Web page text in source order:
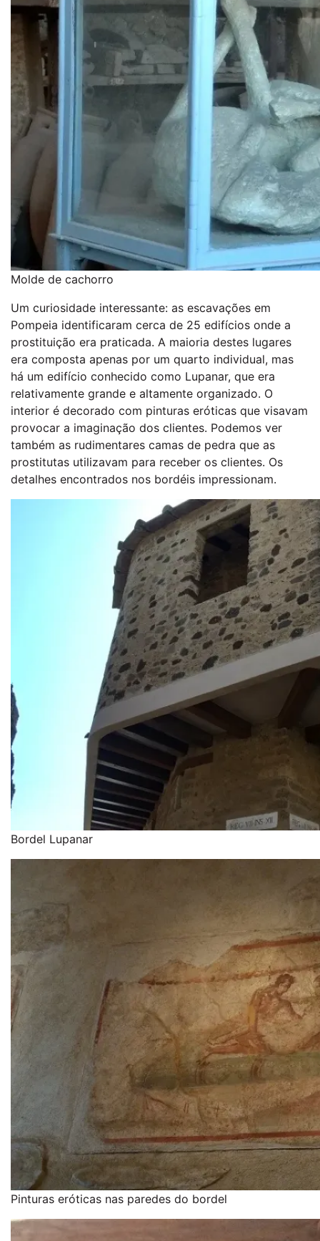
Molde de cachorro
Um curiosidade interessante: as escavações em
Pompeia identificaram cerca de 25 edifícios onde a
prostituição era praticada. A maioria destes lugares
era composta apenas por um quarto individual, mas
há um edifício conhecido como Lupanar, que era
relativamente grande e altamente organizado. O
interior é decorado com pinturas eróticas que visavam
provocar a imaginação dos clientes. Podemos ver
também as rudimentares camas de pedra que as
prostitutas utilizavam para receber os clientes. Os
detalhes encontrados nos bordéis impressionam.
Bordel Lupanar
Pinturas eróticas nas paredes do bordel